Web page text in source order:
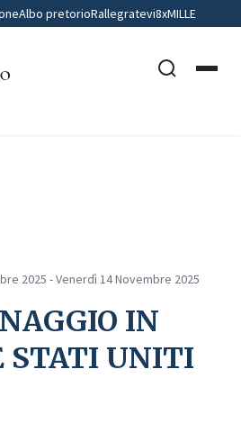
Albo pretorioRallegratevi8xMILLE
2025 - Venerdì 14 Novembre 2025
IN
STATI UNITI